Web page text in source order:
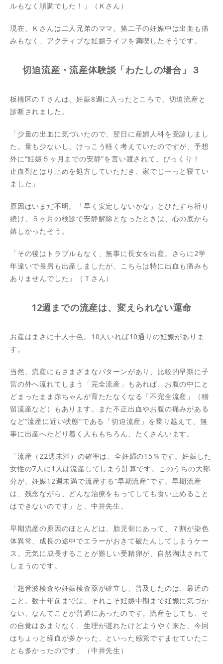
ルもなく順調でした！」（Ｋさん）
現在、Ｋさんは二人兄弟のママ。第二子の妊娠中は出血も痛
みもなく、アクティブな妊娠ライフを満喫したそうです。
切迫流産・流産体験談「わたしの場合」３
板橋区のＴさんは、妊娠8週に入ったところで、切迫流産と
診断されました。
「少量の出血に気づいたので、翌日に産婦人科を受診しまし
た。量も少ないし、けっこう軽く考えていたのですが、予想
外に“妊娠５ヶ月までの安静”を言い渡されて、びっくり！
止血剤とはり止めを処方していただき、家でじーっと寝てい
ました」
原因はいまだ不明。「早く安定しないかな」とひたすら祈り
続け、５ヶ月の検診で安静解除となったときは、心の底から
嬉しかったそう。
「その後はトラブルもなく、無事に長女を出産。さらに2学
年違いで長男も出産しましたが、こちらは特に出血も痛みも
ありませんでした」（Ｔさん）
12週までの流産は、変えられない運命
お産はまさに十人十色。10人いれば10通りの妊娠がありま
す。
当然、流産にもさまざまなパターンがあり、比較的早期に子
宮の外へ流れてしまう「完全流産」もあれば、お腹の中にと
どまったまま赤ちゃんが育たたなくなる「不完全流産」（稽
留流産など）もあります。また不正出血やお腹の痛みがある
など“流産に近い状態”である「切迫流産」を乗り越えて、無
事に出産へたどり着く人ももちろん、たくさんいます。
「流産（22週未満）の確率は、全妊婦の15％です。妊娠した
女性の7人に1人は流産してしまう計算です。このうちの大部
分が、妊娠12週未満で流産する“早期流産”です。早期流産
は、残念ながら、どんな治療をもってしても食い止めること
はできないのです」と、中井先生。
早期流産の原因のほとんどは、胎児側にあって、７割が染色
体異常、成長の途中でエラーがおきて破たんしてしまうケー
ス。元気に成長することが難しい受精卵が、自然淘汰されて
しまうのです。
「超音波検査や妊娠検査薬が確立し、普及したのは、最近の
こと。数十年前までは、それこそ妊娠中期まで妊娠に気づか
ない、なんてことが普通にあったのです。流産をしても、そ
の自覚はあまりなく、生理が遅れたけどようやく来た、今回
はちょっと経血が多かった、といった感覚ですませていたこ
とも多かったのです」（中井先生）